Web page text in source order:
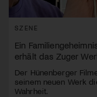
SZENE
Ein
erhält das Zuger
Der Hünenberger
seinem neuen Werk
Wahrheit.